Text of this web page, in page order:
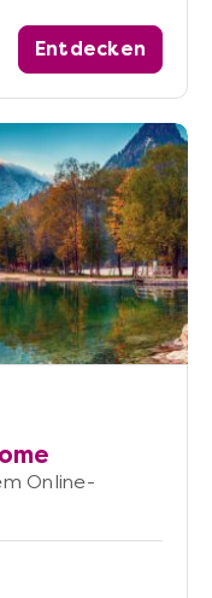
Entdecken
Online-